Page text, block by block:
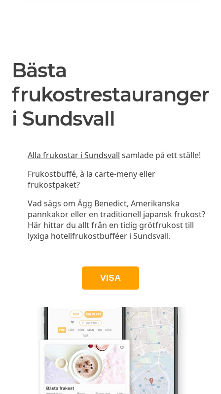
Bästa
frukostrestauranger
i Sundsvall
Alla frukostar i Sundsvall samlade på ett ställe!
Frukostbuffé, à la carte-meny eller
frukostpaket?
Vad sägs om Ägg Benedict, Amerikanska
pannkakor eller en traditionell japansk frukost?
Här hittar du allt från en tidig grötfrukost till
lyxiga hotellfrukostbufféer i Sundsvall.
VISA